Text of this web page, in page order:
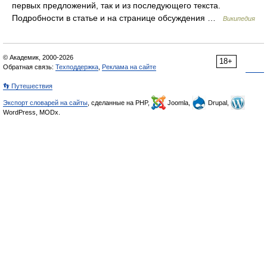
первых предложений, так и из последующего текста.
Подробности в статье и на странице обсуждения …
Википедия
18+
© Академик, 2000-2026
Обратная связь: Техподдержка Реклама на сайте
👣 Путешествия
Экспорт словарей на сайты , сделанные на PHP, Joomla,
Drupal,
WordPress, MODx.